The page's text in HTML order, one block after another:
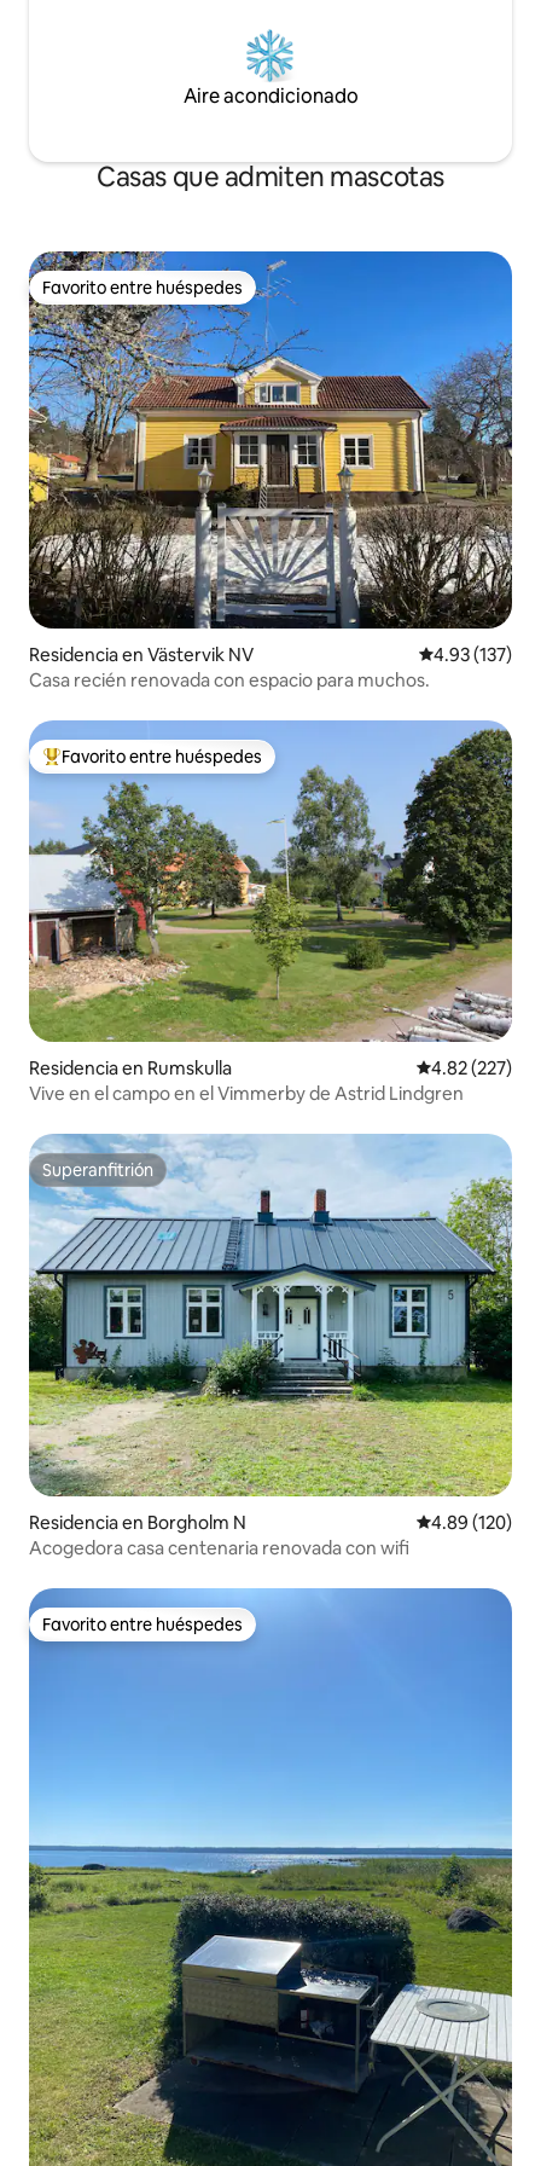
Aire acondicionado
Casas que admiten mascotas
Favorito entre huéspedes
Favorito entre huéspedes
Residencia en Västervik NV Calificación
4.93 (137)
Casa recién renovada con espacio para muchos.
De los mejores en Favorito entre huéspedes
Favorito entre huéspedes
Residencia en Rumskulla Calificación
4.82 (227)
Vive en el campo en el Vimmerby de Astrid Lindgren
Superanfitrión
Superanfitrión
Residencia en Borgholm N Calificación
4.89 (120)
Acogedora casa centenaria renovada con wifi
Favorito entre huéspedes
Favorito entre huéspedes